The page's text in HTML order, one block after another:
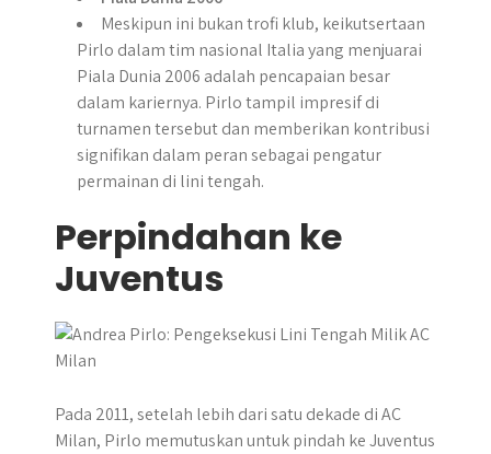
Meskipun ini bukan trofi klub, keikutsertaan
Pirlo dalam tim nasional Italia yang menjuarai
Piala Dunia 2006 adalah pencapaian besar
dalam kariernya. Pirlo tampil impresif di
turnamen tersebut dan memberikan kontribusi
signifikan dalam peran sebagai pengatur
permainan di lini tengah.
Perpindahan ke
Juventus
Pada 2011, setelah lebih dari satu dekade di AC
Milan, Pirlo memutuskan untuk pindah ke Juventus